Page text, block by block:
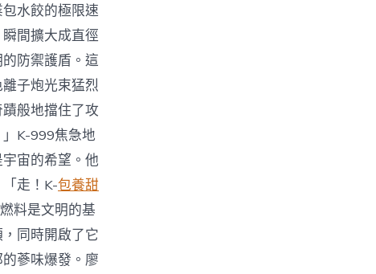
水餃的極限速
間擴大成直徑
防禦護盾。這
子炮光束猛烈
般地擋住了攻
K-999焦急地
宙的希望。他
走！K-包養甜
料是文明的基
同時開啟了它
蔘味爆發。廖